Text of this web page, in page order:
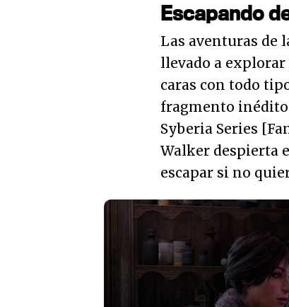
Escapando
Las aventuras de
llevado a
caras con todo
fragmento inédito
Syberia Series
Walker despierta
escapar si no